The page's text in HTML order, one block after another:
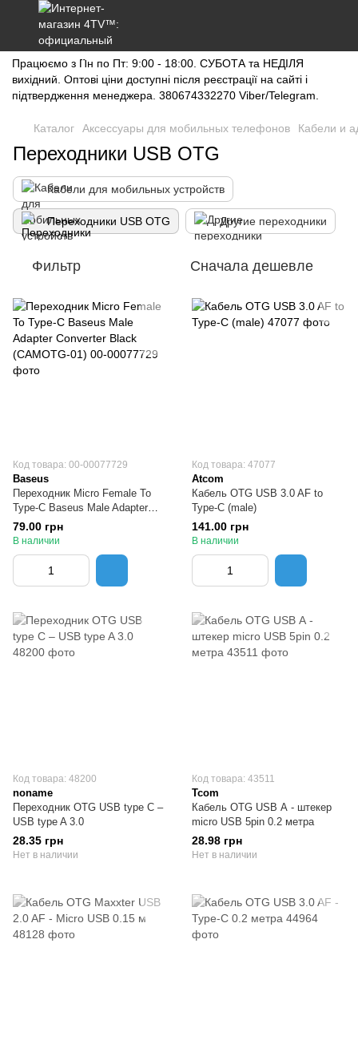
Працюємо з Пн по Пт: 9:00 - 18:00. СУБОТА та НЕДІЛЯ
вихідний. Оптові ціни доступні після реєстрації на сайті і
підтвердження менеджера. 380674332270 Viber/Telegram.
Каталог Аксессуары для мобильных телефонов Кабели и
Переходники USB OTG
Кабели для мобильных устройств
Переходники USB OTG Другие переходники
Фильтр Сначала дешевле
Код товара: 00-00077729
Baseus
Переходник Micro Female To
Type-C Baseus Male Adapter
Converter Black (CAMOTG-01)
79.00 грн
В наличии
Код товара: 47077
Atcom
Кабель OTG USB 3.0 AF to
Type-С (male)
141.00 грн
В наличии
Код товара: 48200
noname
Переходник OTG USB type C –
USB type A 3.0
28.35 грн
Нет в наличии
Код товара: 43511
Tcom
Кабель OTG USB А - штекер
micro USB 5pin 0.2 метра
28.98 грн
Нет в наличии